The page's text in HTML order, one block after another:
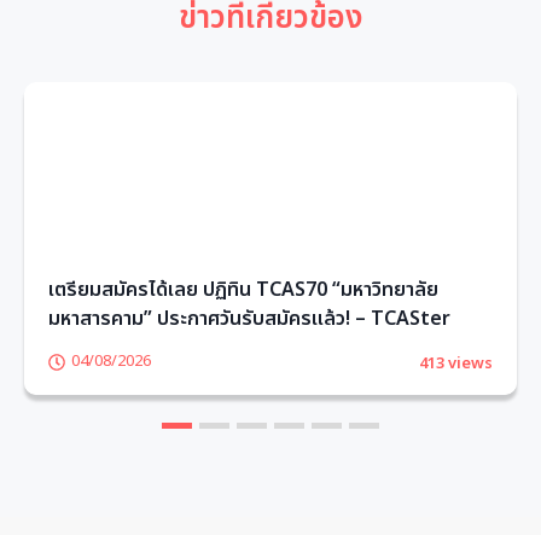
ข่าวที่เกี่ยวข้อง
เตรียมสมัครได้เลย ปฏิทิน TCAS70 “มหาวิทยาลัย
มหาสารคาม” ประกาศวันรับสมัครแล้ว! – TCASter
04/08/2026 413 views
3 4 5 6